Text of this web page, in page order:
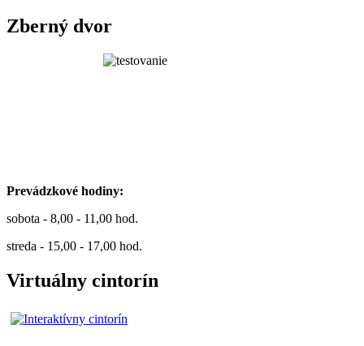
Zberný dvor
Prevádzkové hodiny:
sobota - 8,00 - 11,00 hod.
streda - 15,00 - 17,00 hod.
Virtuálny cintorín